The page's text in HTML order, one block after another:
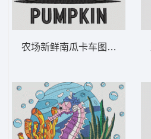
农场新鲜南瓜卡车图案 农场